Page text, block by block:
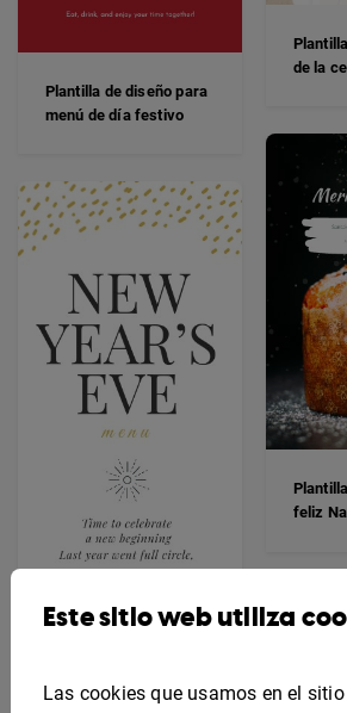
de la
Plantilla de diseño para
menú de día festivo
feliz
Plantilla para menú de
víspera de año nuevo
Este sitio web utiliza
Las cookies que usamos en el